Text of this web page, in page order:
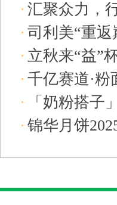
哲学
2025-
汇聚众力，
08-11
司利美“重
罄创纪
立秋来“益”
2025-08-07
千亿赛道·
浇头行
「奶粉搭子
康CP密
锦华月饼